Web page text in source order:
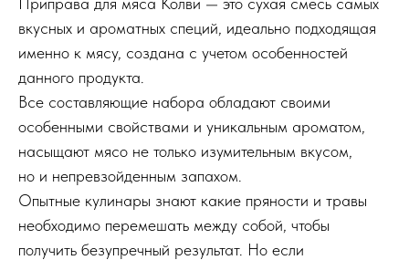
вкусных и ароматных специй, идеально подходящая
именно к мясу, создана с учетом особенностей
данного продукта.
Все составляющие набора обладают своими
особенными свойствами и уникальным ароматом,
насыщают мясо не только изумительным вкусом,
но и непревзойденным запахом.
Опытные кулинары знают какие пряности и травы
необходимо перемешать между собой, чтобы
получить безупречный результат. Но если